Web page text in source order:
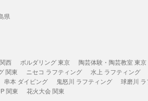
県
西 ボルダリング 東京 陶芸体験・陶芸教室 東京
関東 ニセコ ラフティング 水上 ラフティング
串本 ダイビング 鬼怒川 ラフティング 球磨川
関東 花火大会 関東